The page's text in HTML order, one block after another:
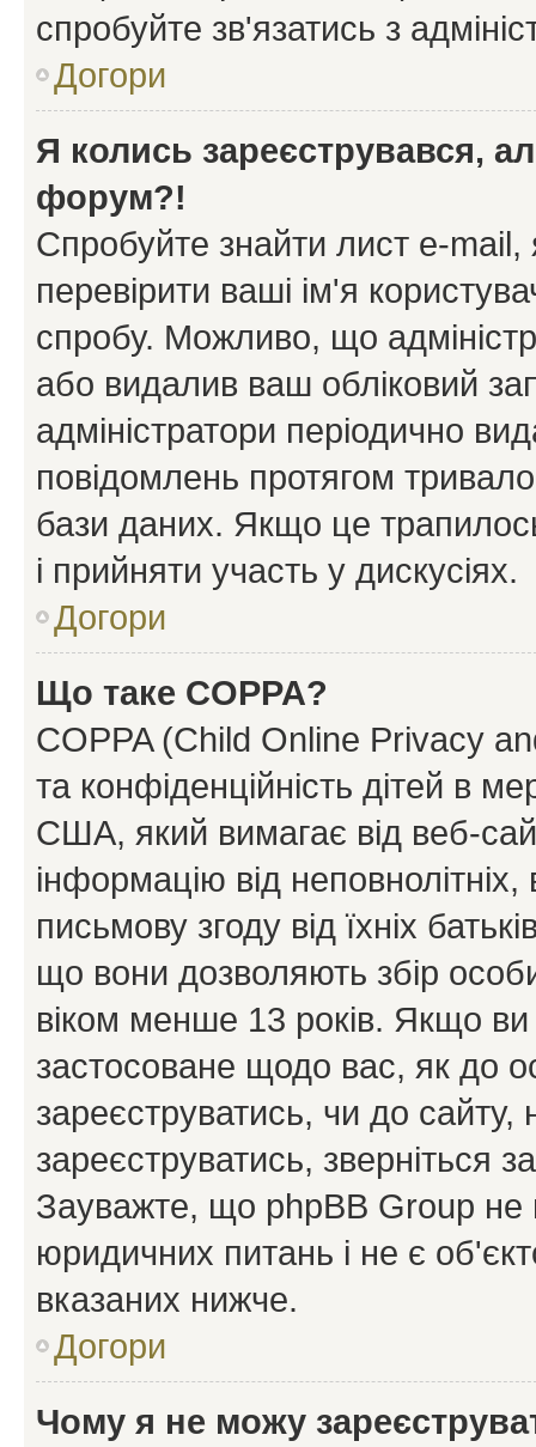
спробуйте зв'язатись з
Догори
Я колись зареєструвався,
форум?!
Спробуйте знайти лист e-mail,
перевірити ваші ім'я
спробу. Можливо, що
або видалив ваш обліковий
адміністратори періодично
повідомлень протягом
бази даних. Якщо це
і прийняти участь у дискусіях.
Догори
Що таке COPPA?
COPPA (Child Online Privacy
та конфіденційність дітей в
США, який вимагає від веб-
інформацію від
письмову згоду від їхніх
що вони дозволяють збір
віком менше 13 років. Якщо
застосоване щодо вас, як до
зареєструватись, чи до
зареєструватись, зверніться
Зауважте, що phpBB Group не
юридичних питань і не є
вказаних нижче.
Догори
Чому я не можу